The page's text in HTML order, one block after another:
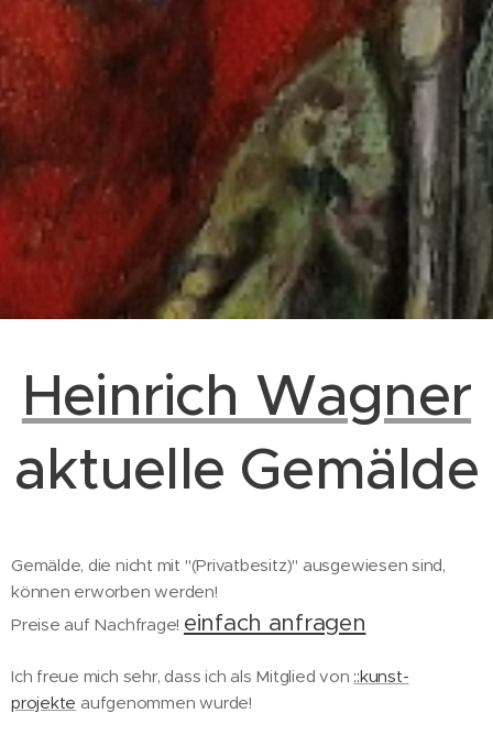
Heinrich Wagner
aktuelle Gemälde
Gemälde, die nicht mit "(Privatbesitz)" ausgewiesen sind,
können erworben werden!
Preise auf Nachfrage! einfach anfragen
Ich freue mich sehr, dass ich als Mitglied von ::kunst-
projekte aufgenommen wurde!